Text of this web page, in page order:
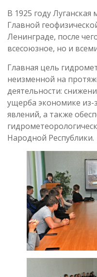
В 1925 году
Главной
Ленинграде, после
всесоюзное, но и
Главная цель
неизменной на
деятельности:
ущерба экономике из-
явлений, а также
Народной Республики.